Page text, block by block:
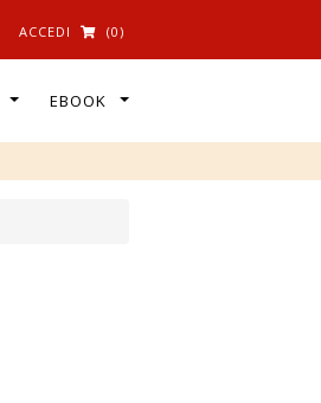
ACCEDI (0)
EBOOK